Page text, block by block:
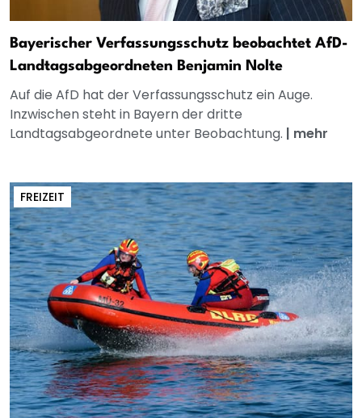
Bayerischer Verfassungsschutz beobachtet AfD-
Landtagsabgeordneten Benjamin Nolte
Auf die AfD hat der Verfassungsschutz ein Auge.
Inzwischen steht in Bayern der dritte
Landtagsabgeordnete unter Beobachtung. | mehr
FREIZEIT